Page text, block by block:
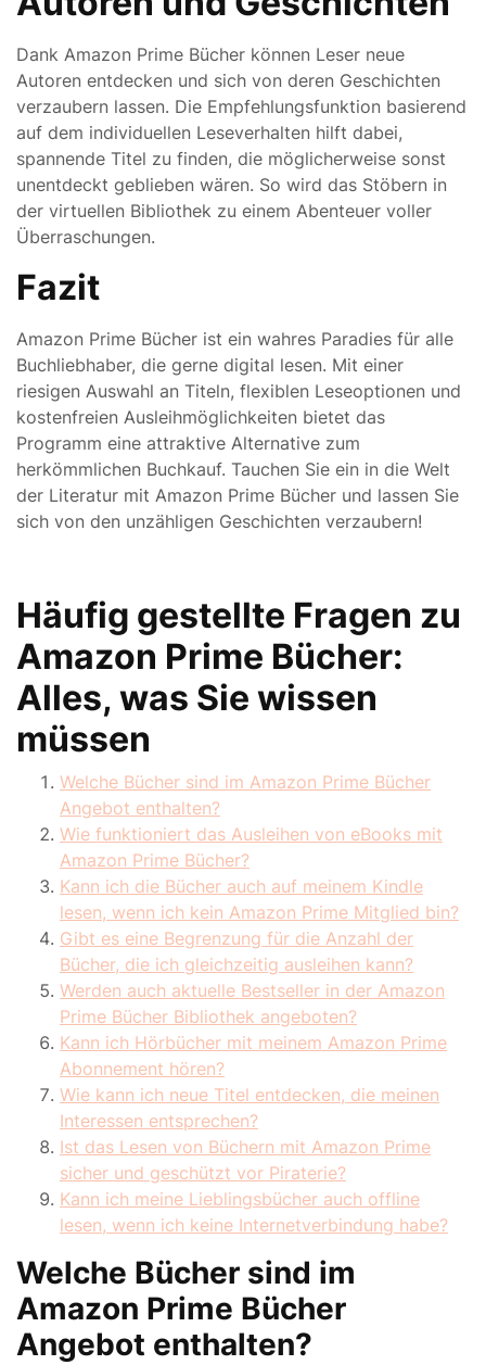
Dank Amazon Prime Bücher können Leser neue
Autoren entdecken und sich von deren Geschichten
verzaubern lassen. Die Empfehlungsfunktion basierend
auf dem individuellen Leseverhalten hilft dabei,
spannende Titel zu finden, die möglicherweise sonst
unentdeckt geblieben wären. So wird das Stöbern in
der virtuellen Bibliothek zu einem Abenteuer voller
Überraschungen.
Fazit
Amazon Prime Bücher ist ein wahres Paradies für alle
Buchliebhaber, die gerne digital lesen. Mit einer
riesigen Auswahl an Titeln, flexiblen Leseoptionen und
kostenfreien Ausleihmöglichkeiten bietet das
Programm eine attraktive Alternative zum
herkömmlichen Buchkauf. Tauchen Sie ein in die Welt
der Literatur mit Amazon Prime Bücher und lassen Sie
sich von den unzähligen Geschichten verzaubern!
Häufig gestellte Fragen zu
Amazon Prime Bücher:
Alles, was Sie wissen
müssen
Welche Bücher sind im Amazon Prime Bücher
Angebot enthalten?
Wie funktioniert das Ausleihen von eBooks mit
Amazon Prime Bücher?
Kann ich die Bücher auch auf meinem Kindle
lesen, wenn ich kein Amazon Prime Mitglied bin?
Gibt es eine Begrenzung für die Anzahl der
Bücher, die ich gleichzeitig ausleihen kann?
Werden auch aktuelle Bestseller in der Amazon
Prime Bücher Bibliothek angeboten?
Kann ich Hörbücher mit meinem Amazon Prime
Abonnement hören?
Wie kann ich neue Titel entdecken, die meinen
Interessen entsprechen?
Ist das Lesen von Büchern mit Amazon Prime
sicher und geschützt vor Piraterie?
Kann ich meine Lieblingsbücher auch offline
lesen, wenn ich keine Internetverbindung habe?
Welche Bücher sind im
Amazon Prime Bücher
Angebot enthalten?